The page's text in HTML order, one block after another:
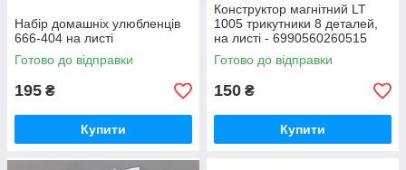
Набір домашніх улюбленців
666-404 на листі
Готово до відправки
195 ₴
Купити
Конструктор магнітний LT
1005 трикутники 8 деталей,
на листі - 6990560260515
Готово до відправки
150 ₴
Купити